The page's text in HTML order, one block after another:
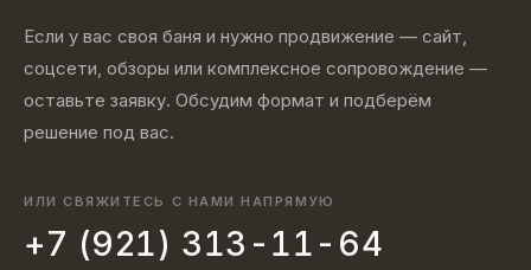
Если у вас своя баня и нужно продвижение — сайт,
соцсети, обзоры или комплексное сопровождение —
оставьте заявку. Обсудим формат и подберём
решение под вас.
ИЛИ СВЯЖИТЕСЬ С НАМИ НАПРЯМУЮ
+7 (921) 313-11-64